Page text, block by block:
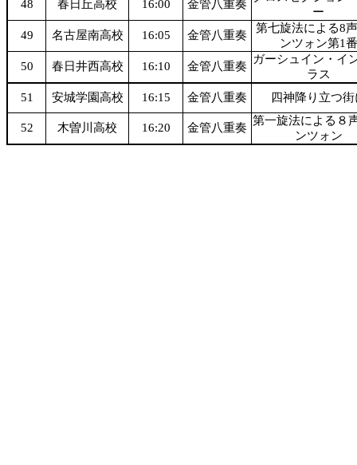
48 春日丘高校 16:00 金管八重奏
ー
49
名古屋南高校 16:05 金管八重奏
第七旋法による8
ンツォン第1番
50
春日井西高校 16:10 金管八重奏
ガーシュイン・イ
ラス
51
安城学園高校 16:15 金管八重奏 四神降り立つ街
52 木曽川高校 16:20 金管八重奏
第一旋法による８
ンツォン